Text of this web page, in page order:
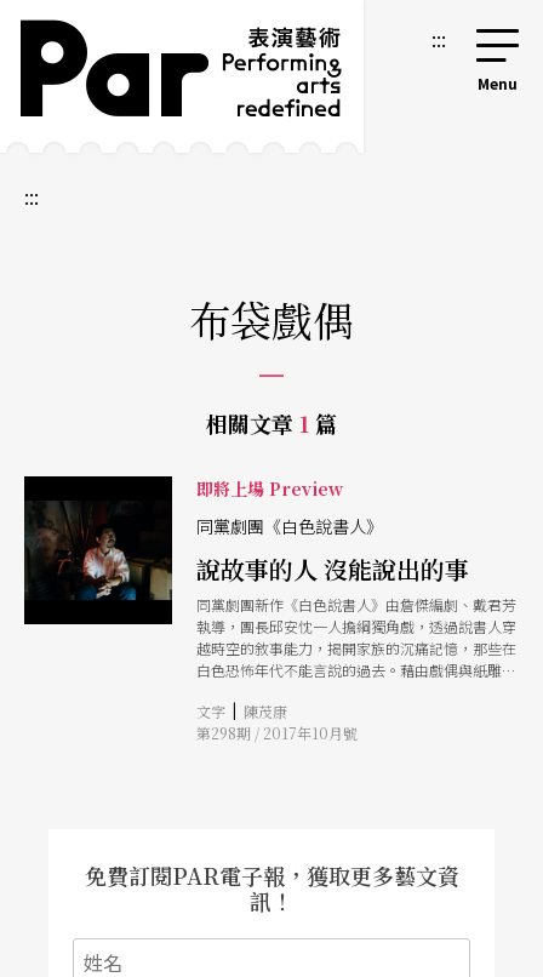
跳到主要內容區塊
網站導覽 :::
:::
布袋戲偶
相關文章 1 篇
即將上場 Preview
同黨劇團《白色說書人》
說故事的人 沒能說出的事
同黨劇團新作《白色說書人》由詹傑編劇、戴君芳
執導，團長邱安忱一人擔綱獨角戲，透過說書人穿
越時空的敘事能力，揭開家族的沉痛記憶，那些在
白色恐怖年代不能言說的過去。藉由戲偶與紙雕，
相，也在天馬行空、有如張飛打岳飛的說書情節中
浮現
文字 | 陳茂康
第298期 / 2017年10月號
免費訂閱PAR電子報，獲取更多藝文資
訊！